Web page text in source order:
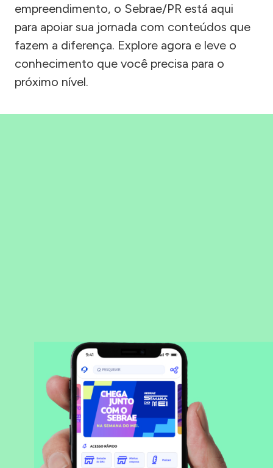
empreendimento, o Sebrae/PR está aqui
para apoiar sua jornada com conteúdos que
fazem a diferença. Explore agora e leve o
conhecimento que você precisa para o
próximo nível.